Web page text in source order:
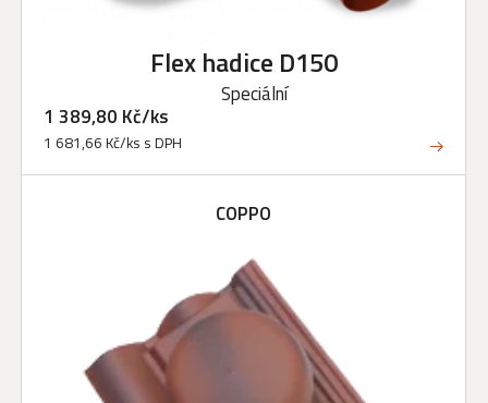
Flex hadice D150
Speciální
1 389,80 Kč/ks
1 681,66 Kč/ks s DPH
COPPO